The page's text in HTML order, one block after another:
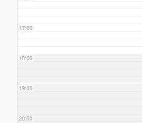
17:00
18:00
19:00
20:00